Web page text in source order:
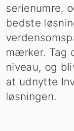
serienumre,
bedste
mærker. Tag
niveau, og
at udnytte
løsningen.